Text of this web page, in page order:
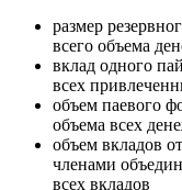
размер
всего объема
вклад одного
всех
объем паевого
объема всех
объем вкладов
членами
всех вкладов